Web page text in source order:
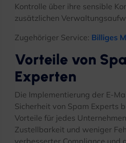
Kontrolle über ihre sensible
zusätzlichen
Zugehöriger Service: Billiges
Vorteile von
Experten
Die Implementierung der E-
Sicherheit von Spam Experts
Vorteile für jedes
Zustellbarkeit und weniger
verbesserter Compliance und